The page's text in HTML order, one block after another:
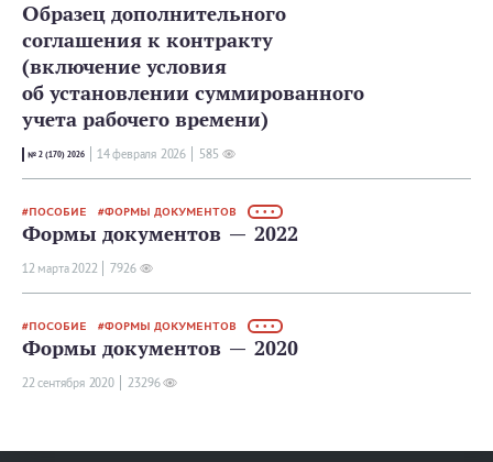
Образец дополнительного
соглашения к контракту
(включение условия
об установлении суммированного
учета рабочего времени)
№ 2 (170) 2026 14 февраля 2026 585
ПОСОБИЕ ФОРМЫ ДОКУМЕНТОВ • • •
Формы документов — 2022
12 мартa 2022 7926
ПОСОБИЕ ФОРМЫ ДОКУМЕНТОВ • • •
Формы документов — 2020
22 сентября 2020 23296